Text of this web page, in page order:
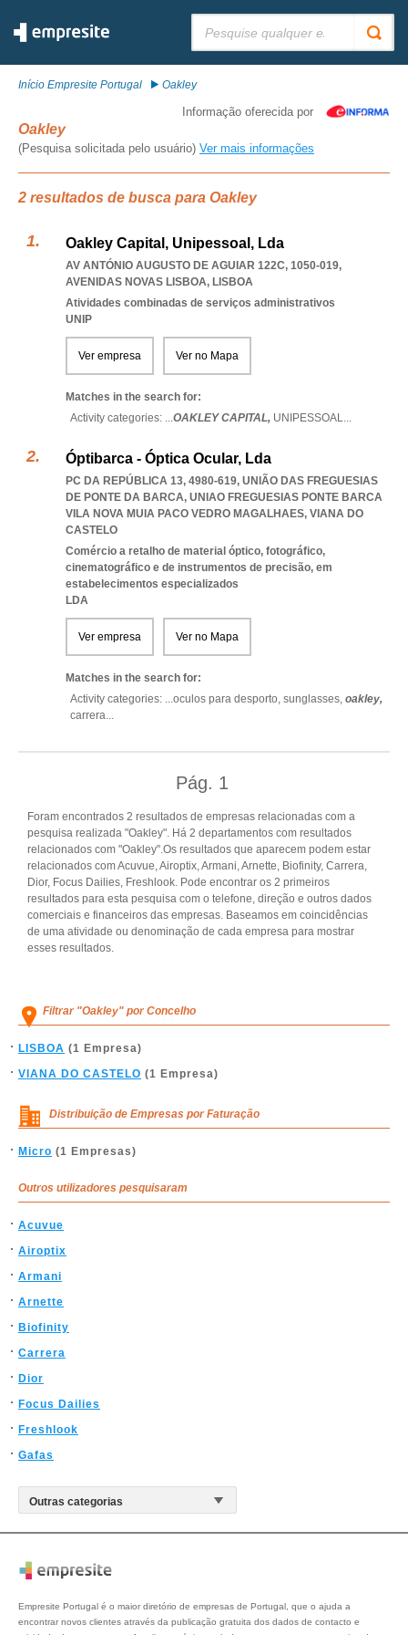
Início Empresite Portugal Oakley
Informação oferecida por
Oakley
(Pesquisa solicitada pelo usuário) Ver mais informações
2 resultados de busca para Oakley
Oakley Capital, Unipessoal, Lda
AV ANTÓNIO AUGUSTO DE AGUIAR 122C, 1050-019,
AVENIDAS NOVAS LISBOA, LISBOA
Atividades combinadas de serviços administrativos
UNIP
Ver empresa Ver no Mapa
Matches in the search for:
Activity categories: ...OAKLEY CAPITAL, UNIPESSOAL...
Óptibarca - Óptica Ocular, Lda
PC DA REPÚBLICA 13, 4980-619, UNIÃO DAS FREGUESIAS
DE PONTE DA BARCA, UNIAO FREGUESIAS PONTE BARCA
VILA NOVA MUIA PACO VEDRO MAGALHAES, VIANA DO
CASTELO
Comércio a retalho de material óptico, fotográfico,
cinematográfico e de instrumentos de precisão, em
estabelecimentos especializados
LDA
Ver empresa Ver no Mapa
Matches in the search for:
Activity categories: ...oculos para desporto, sunglasses, oakley,
carrera...
Pág. 1
Foram encontrados 2 resultados de empresas relacionadas com a
pesquisa realizada "Oakley". Há 2 departamentos com resultados
relacionados com "Oakley".Os resultados que aparecem podem estar
relacionados com Acuvue, Airoptix, Armani, Arnette, Biofinity, Carrera,
Dior, Focus Dailies, Freshlook. Pode encontrar os 2 primeiros
resultados para esta pesquisa com o telefone, direção e outros dados
comerciais e financeiros das empresas. Baseamos em coincidências
de uma atividade ou denominação de cada empresa para mostrar
esses resultados.
Filtrar "Oakley" por Concelho
LISBOA (1 Empresa)
VIANA DO CASTELO (1 Empresa)
Distribuição de Empresas por Faturação
Micro (1 Empresas)
Outros utilizadores pesquisaram
Acuvue
Airoptix
Armani
Arnette
Biofinity
Carrera
Dior
Focus Dailies
Freshlook
Gafas
Empresite Portugal é o maior diretório de empresas de Portugal, que o ajuda a
encontrar novos clientes através da publicação gratuita dos dados de contacto e